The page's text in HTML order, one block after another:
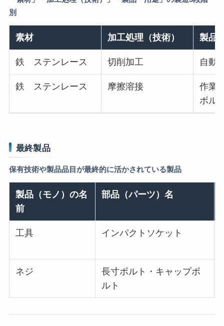
別
素材 加工処理（技術） 製品
鉄 ステンレース 切削加工 自動
鉄 ステンレース 摩擦溶接
作業
ボル
最終製品
保有技術や製品品目が最終的に活かされている製品
製品（モノ）の名
前
部品（パーツ）名
工具 インパクトソケット
ネジ
長寸ボルト・キャップボ
ルト